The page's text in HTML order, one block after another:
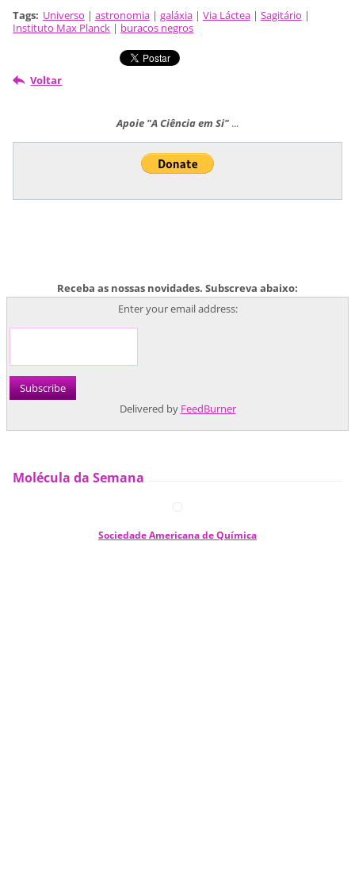
Tags: Universo | astronomia | galáxia | Via Láctea | Sagitário |
Instituto Max Planck | buracos negros
Voltar
Apoie "A Ciência em Si" ...
Receba as nossas novidades. Subscreva abaixo:
Enter your email address:
Delivered by FeedBurner
Molécula da Semana
Sociedade Americana de Química